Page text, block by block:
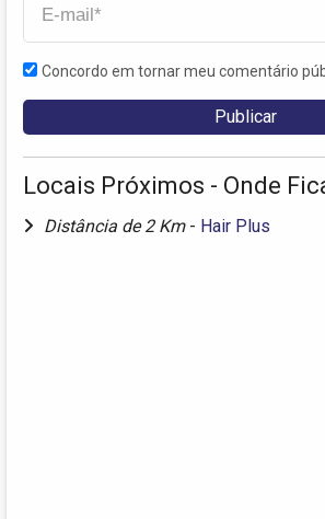
Concordo em tornar meu comentário
Locais Próximos - Onde
Distância de 2 Km - Hair Plus